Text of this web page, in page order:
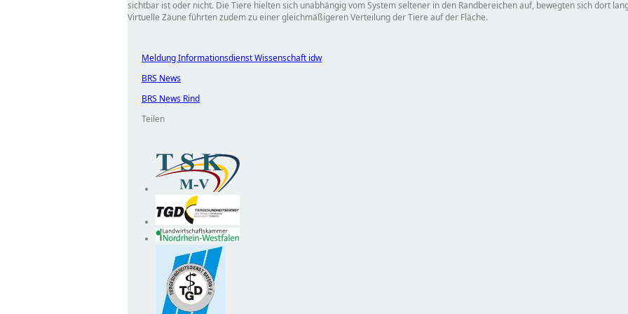
sichtbar ist oder nicht. Die Tiere hielten sich unabhängig vom System seltener in den Randbereichen auf, bewegten sich dort
Virtuelle Zäune führten zudem zu einer gleichmäßigeren Verteilung der Tiere auf der Fläche.
Meldung Informationsdienst Wissenschaft idw
BRS News
BRS News Rind
Teilen